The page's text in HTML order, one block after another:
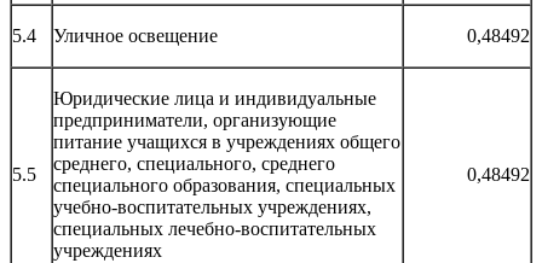
5.4 Уличное освещение 0,48492
5.5
Юридические лица и индивидуальные
предприниматели, организующие
питание учащихся в учреждениях общего
среднего, специального, среднего
специального образования, специальных
учебно-воспитательных учреждениях,
специальных лечебно-воспитательных
учреждениях
0,48492